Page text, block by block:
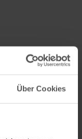
Über Cookies